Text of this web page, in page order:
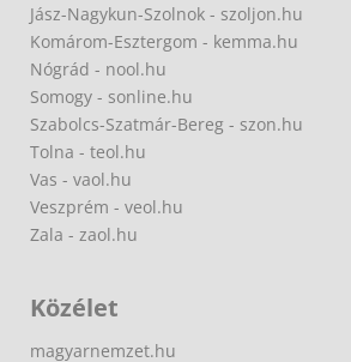
Jász-Nagykun-Szolnok - szoljon.hu
Komárom-Esztergom - kemma.hu
Nógrád - nool.hu
Somogy - sonline.hu
Szabolcs-Szatmár-Bereg - szon.hu
Tolna - teol.hu
Vas - vaol.hu
Veszprém - veol.hu
Zala - zaol.hu
Közélet
magyarnemzet.hu